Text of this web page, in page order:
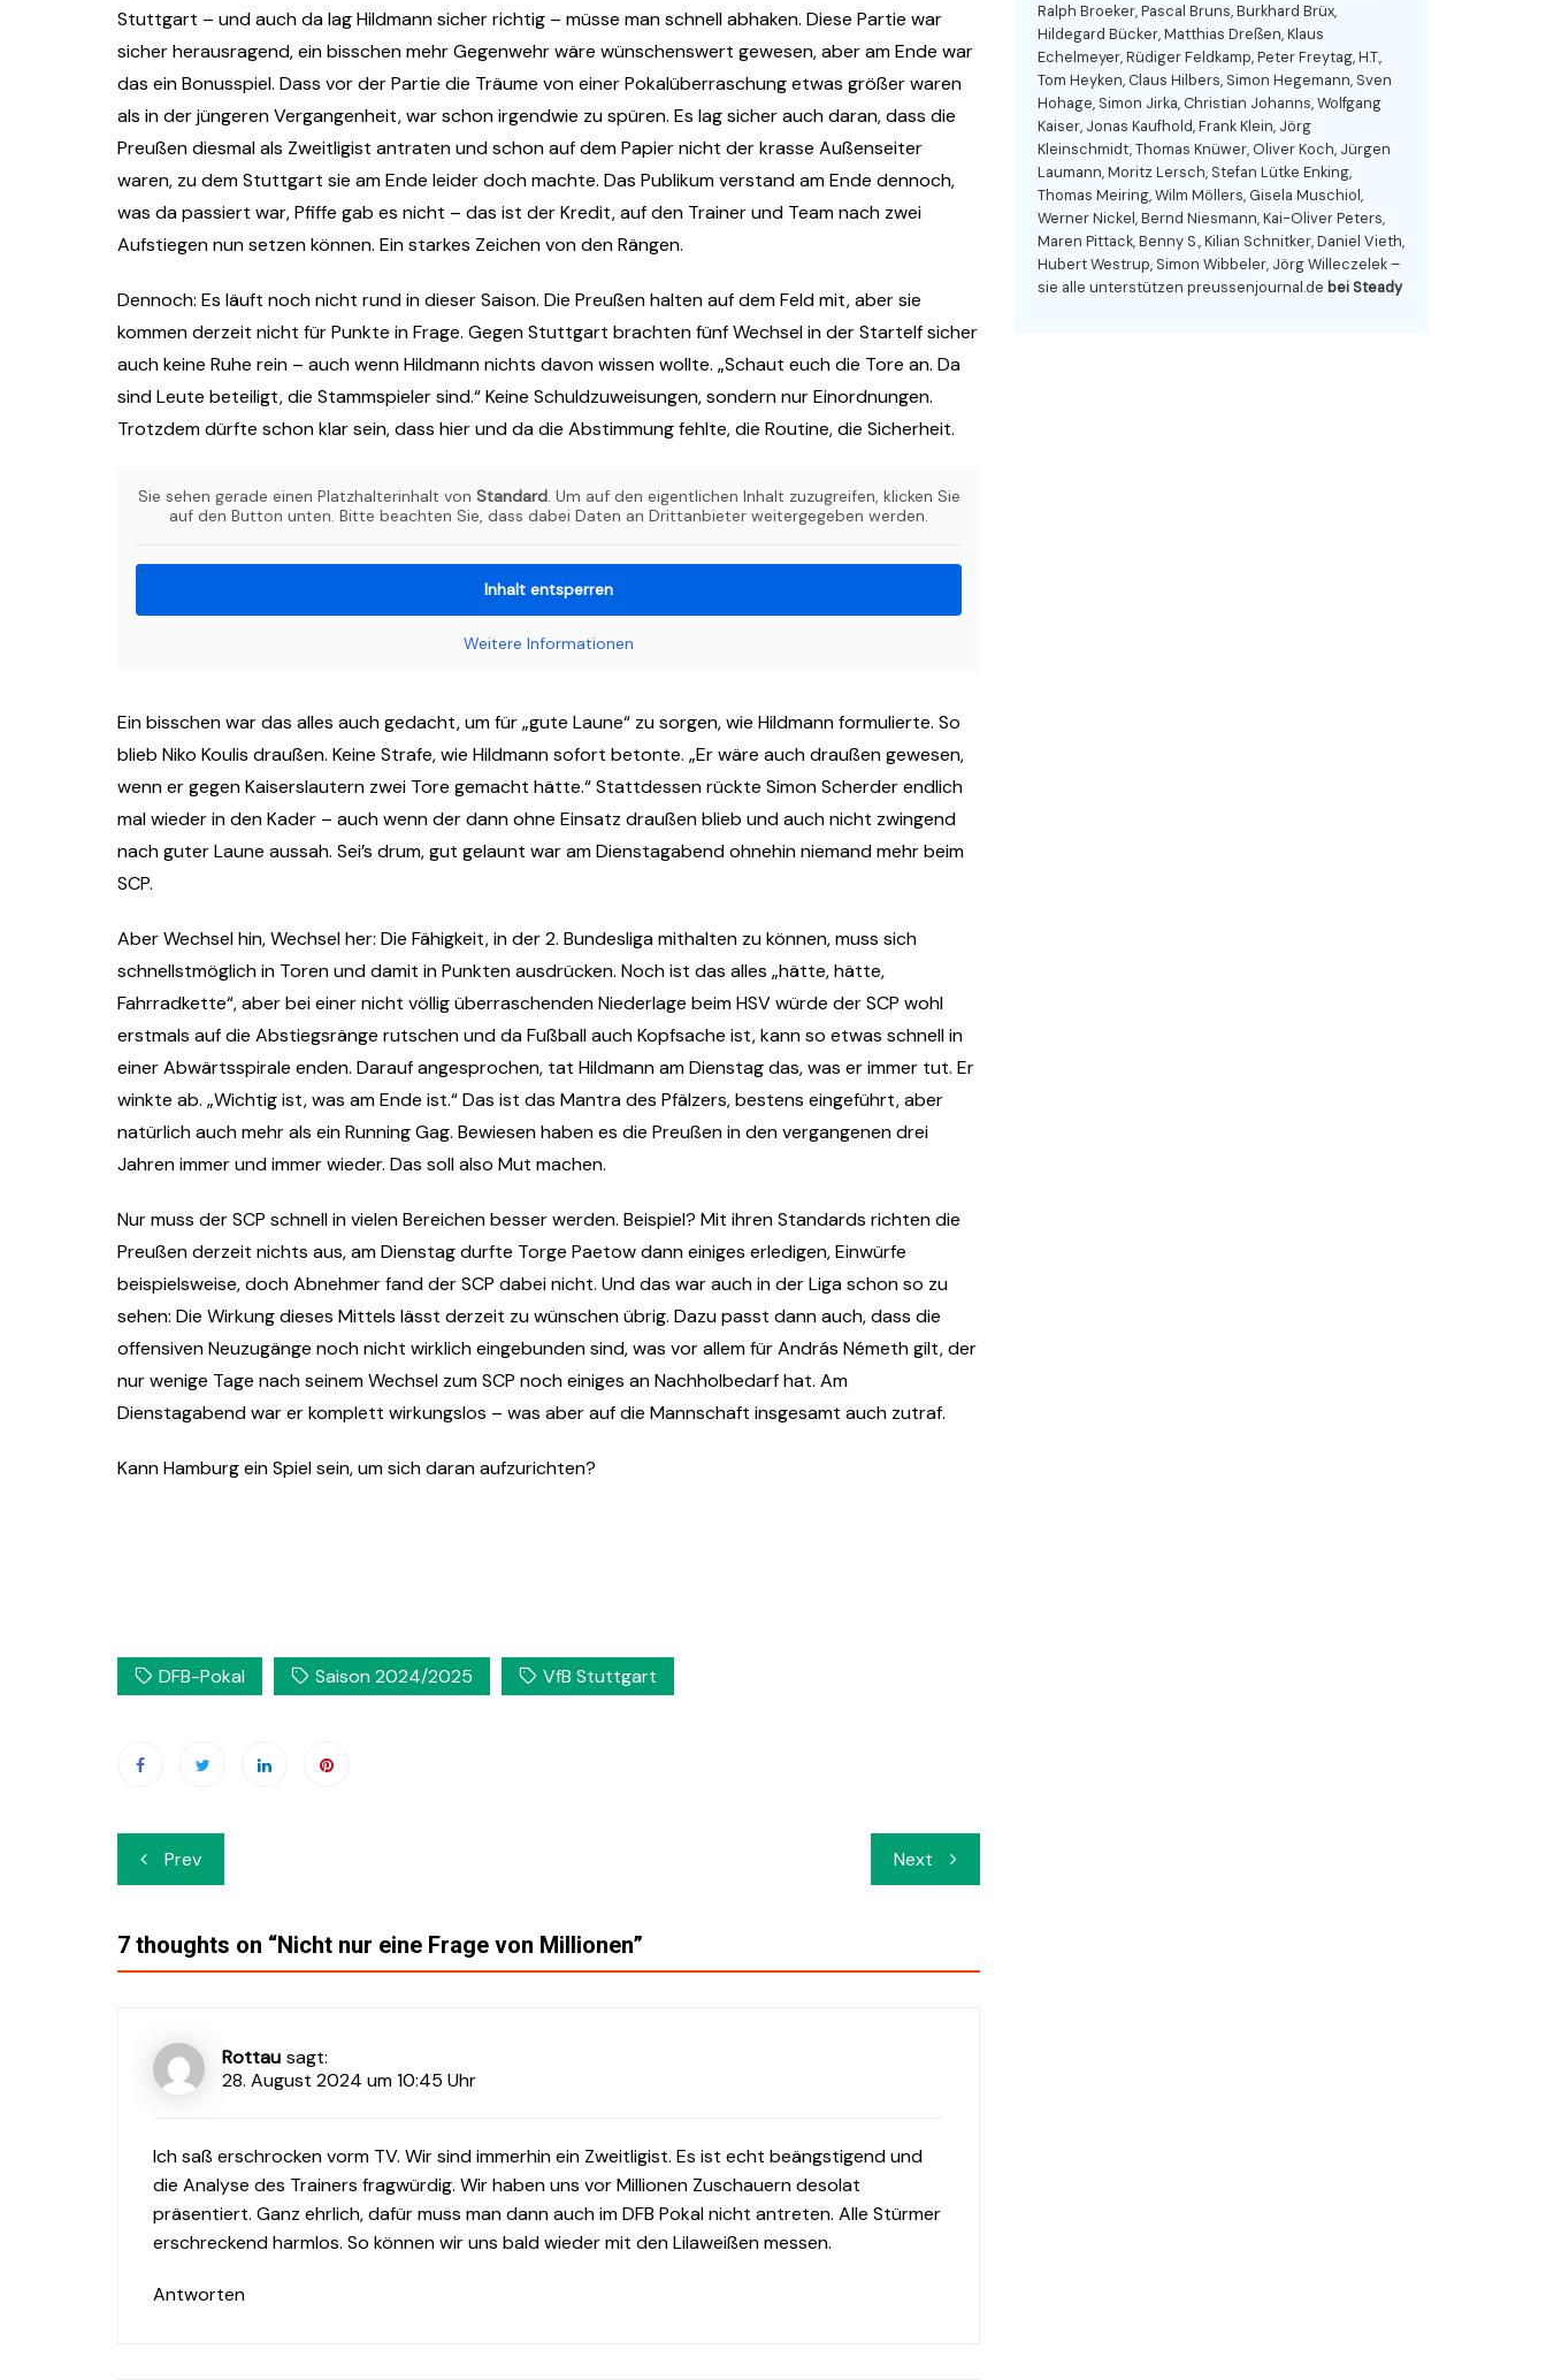
Stuttgart – und auch da lag Hildmann sicher richtig – müsse man schnell abhaken. Diese Partie war
sicher herausragend, ein bisschen mehr Gegenwehr wäre wünschenswert gewesen, aber am Ende war
das ein Bonusspiel. Dass vor der Partie die Träume von einer Pokalüberraschung etwas größer waren
als in der jüngeren Vergangenheit, war schon irgendwie zu spüren. Es lag sicher auch daran, dass die
Preußen diesmal als Zweitligist antraten und schon auf dem Papier nicht der krasse Außenseiter
waren, zu dem Stuttgart sie am Ende leider doch machte. Das Publikum verstand am Ende dennoch,
was da passiert war, Pfiffe gab es nicht – das ist der Kredit, auf den Trainer und Team nach zwei
Aufstiegen nun setzen können. Ein starkes Zeichen von den Rängen.
Dennoch: Es läuft noch nicht rund in dieser Saison. Die Preußen halten auf dem Feld mit, aber sie
kommen derzeit nicht für Punkte in Frage. Gegen Stuttgart brachten fünf Wechsel in der Startelf sicher
auch keine Ruhe rein – auch wenn Hildmann nichts davon wissen wollte. „Schaut euch die Tore an. Da
sind Leute beteiligt, die Stammspieler sind.“ Keine Schuldzuweisungen, sondern nur Einordnungen.
Trotzdem dürfte schon klar sein, dass hier und da die Abstimmung fehlte, die Routine, die Sicherheit.
Sie sehen gerade einen Platzhalterinhalt von Standard. Um auf den eigentlichen Inhalt zuzugreifen, klicken Sie
auf den Button unten. Bitte beachten Sie, dass dabei Daten an Drittanbieter weitergegeben werden.
Inhalt entsperren
Weitere Informationen
Ein bisschen war das alles auch gedacht, um für „gute Laune“ zu sorgen, wie Hildmann formulierte. So
blieb Niko Koulis draußen. Keine Strafe, wie Hildmann sofort betonte. „Er wäre auch draußen gewesen,
wenn er gegen Kaiserslautern zwei Tore gemacht hätte.“ Stattdessen rückte Simon Scherder endlich
mal wieder in den Kader – auch wenn der dann ohne Einsatz draußen blieb und auch nicht zwingend
nach guter Laune aussah. Sei’s drum, gut gelaunt war am Dienstagabend ohnehin niemand mehr beim
SCP.
Aber Wechsel hin, Wechsel her: Die Fähigkeit, in der 2. Bundesliga mithalten zu können, muss sich
schnellstmöglich in Toren und damit in Punkten ausdrücken. Noch ist das alles „hätte, hätte,
Fahrradkette“, aber bei einer nicht völlig überraschenden Niederlage beim HSV würde der SCP wohl
erstmals auf die Abstiegsränge rutschen und da Fußball auch Kopfsache ist, kann so etwas schnell in
einer Abwärtsspirale enden. Darauf angesprochen, tat Hildmann am Dienstag das, was er immer tut. Er
winkte ab. „Wichtig ist, was am Ende ist.“ Das ist das Mantra des Pfälzers, bestens eingeführt, aber
natürlich auch mehr als ein Running Gag. Bewiesen haben es die Preußen in den vergangenen drei
Jahren immer und immer wieder. Das soll also Mut machen.
Nur muss der SCP schnell in vielen Bereichen besser werden. Beispiel? Mit ihren Standards richten die
Preußen derzeit nichts aus, am Dienstag durfte Torge Paetow dann einiges erledigen, Einwürfe
beispielsweise, doch Abnehmer fand der SCP dabei nicht. Und das war auch in der Liga schon so zu
sehen: Die Wirkung dieses Mittels lässt derzeit zu wünschen übrig. Dazu passt dann auch, dass die
offensiven Neuzugänge noch nicht wirklich eingebunden sind, was vor allem für András Németh gilt, der
nur wenige Tage nach seinem Wechsel zum SCP noch einiges an Nachholbedarf hat. Am
Dienstagabend war er komplett wirkungslos – was aber auf die Mannschaft insgesamt auch zutraf.
Kann Hamburg ein Spiel sein, um sich daran aufzurichten?
DFB-Pokal Saison 2024/2025 VfB Stuttgart
Beitrags-
Navigation
Prev Next
7 thoughts on “Nicht nur eine Frage von Millionen”
Rottau sagt:
28. August 2024 um 10:45 Uhr
Ich saß erschrocken vorm TV. Wir sind immerhin ein Zweitligist. Es ist echt beängstigend und
die Analyse des Trainers fragwürdig. Wir haben uns vor Millionen Zuschauern desolat
präsentiert. Ganz ehrlich, dafür muss man dann auch im DFB Pokal nicht antreten. Alle Stürmer
erschreckend harmlos. So können wir uns bald wieder mit den Lilaweißen messen.
Antworten
Ralph Broeker, Pascal Bruns, Burkhard Brüx,
Hildegard Bücker, Matthias Dreßen, Klaus
Echelmeyer, Rüdiger Feldkamp, Peter Freytag, H.T.,
Tom Heyken, Claus Hilbers, Simon Hegemann, Sven
Hohage, Simon Jirka, Christian Johanns, Wolfgang
Kaiser, Jonas Kaufhold, Frank Klein, Jörg
Kleinschmidt, Thomas Knüwer, Oliver Koch, Jürgen
Laumann, Moritz Lersch, Stefan Lütke Enking,
Thomas Meiring, Wilm Möllers, Gisela Muschiol,
Werner Nickel, Bernd Niesmann, Kai-Oliver Peters,
Maren Pittack, Benny S., Kilian Schnitker, Daniel Vieth,
Hubert Westrup, Simon Wibbeler, Jörg Willeczelek –
sie alle unterstützen preussenjournal.de bei Steady